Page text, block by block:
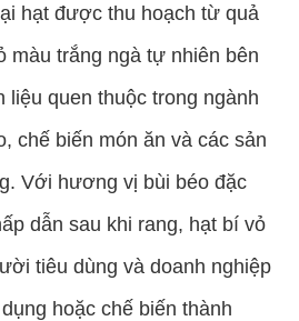
hạt được thu hoạch từ quả
màu trắng ngà tự nhiên bên
liệu quen thuộc trong ngành
chế biến món ăn và các sản
Với hương vị bùi béo đặc
dẫn sau khi rang, hạt bí vỏ
tiêu dùng và doanh nghiệp
hoặc chế biến thành